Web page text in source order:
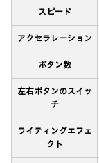
スピード
アクセラレーション
ボタン数
左右ボタンのスイッ
チ
ライティングエフェ
クト